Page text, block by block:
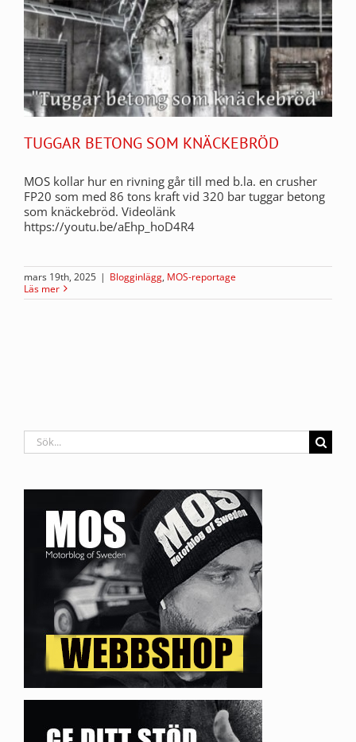
TUGGAR BETONG SOM KNÄCKEBRÖD
MOS kollar hur en rivning går till med b.la. en crusher
FP20 som med 86 tons kraft vid 320 bar tuggar betong
som knäckebröd. Videolänk
https://youtu.be/aEhp_hoD4R4
mars 19th, 2025 | Blogginlägg, MOS-reportage
Läs mer
Sök
efter: